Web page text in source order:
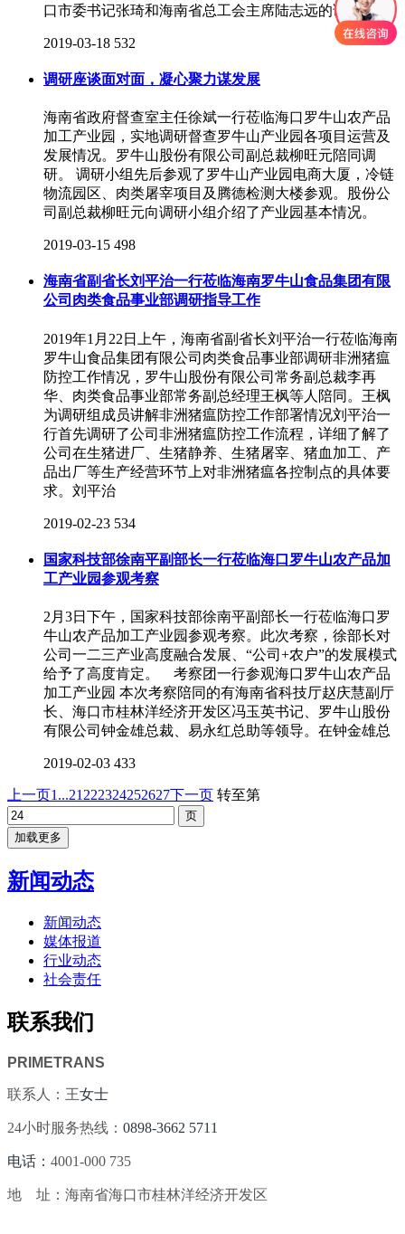
口市委书记张琦和海南省总工会主席陆志远的讲
2019-03-18 532
调研座谈面对面，凝心聚力谋发展
海南省政府督查室主任徐斌一行莅临海口罗牛山农产品
加工产业园，实地调研督查罗牛山产业园各项目运营及
发展情况。罗牛山股份有限公司副总裁柳旺元陪同调
研。 调研小组先后参观了罗牛山产业园电商大厦，冷链
物流园区、肉类屠宰项目及腾德检测大楼参观。股份公
司副总裁柳旺元向调研小组介绍了产业园基本情况。
2019-03-15 498
海南省副省长刘平治一行莅临海南罗牛山食品集团有限
公司肉类食品事业部调研指导工作
2019年1月22日上午，海南省副省长刘平治一行莅临海南
罗牛山食品集团有限公司肉类食品事业部调研非洲猪瘟
防控工作情况，罗牛山股份有限公司常务副总裁李再
华、肉类食品事业部常务副总经理王枫等人陪同。王枫
为调研组成员讲解非洲猪瘟防控工作部署情况刘平治一
行首先调研了公司非洲猪瘟防控工作流程，详细了解了
公司在生猪进厂、生猪静养、生猪屠宰、猪血加工、产
品出厂等生产经营环节上对非洲猪瘟各控制点的具体要
求。刘平治
2019-02-23 534
国家科技部徐南平副部长一行莅临海口罗牛山农产品加
工产业园参观考察
2月3日下午，国家科技部徐南平副部长一行莅临海口罗
牛山农产品加工产业园参观考察。此次考察，徐部长对
公司一二三产业高度融合发展、“公司+农户”的发展模式
给予了高度肯定。 考察团一行参观海口罗牛山农产品
加工产业园 本次考察陪同的有海南省科技厅赵庆慧副厅
长、海口市桂林洋经济开发区冯玉英书记、罗牛山股份
有限公司钟金雄总裁、易永红总助等领导。在钟金雄总
2019-02-03 433
上一页1...21 222324252627下一页 转至第
加载更多
新闻动态
新闻动态
媒体报道
行业动态
社会责任
联系我们
PRIMETRANS
联系人：王女士
24小时服务热线： 0898-3662 5711
电话： 4001-000 735
地 址：海南省海口市桂林洋经济开发区